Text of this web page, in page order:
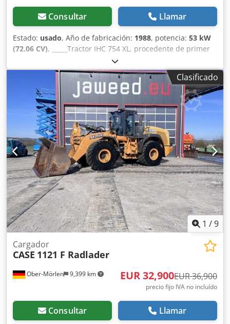
Consultar Llamar
Estado: usado, Año de fabricación: 1988, potencia: 53 kW
(72.06 CV), _____Tractor IHC 754 XL, procedente de primer
propietario, en óptimas condiciones. Horas de
funcionamiento: aproximadamente 8600. Año de
fabricación: 1988. Elevador delantero. Toma de fuerza
delantera. Transmisión de 30 km/h. Precio: 24.500,00
euros, sin IVA. Ubicación: null. Cedpfozdmutex Ak Dsrf
Clasificado
1 /9
Ober-Mörlen 9,399 km
Cargador
CASE 1121 F Radlader
EUR 32,900EUR 36,900
precio fijo IVA no incluído
Consultar Llamar